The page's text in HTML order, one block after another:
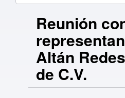
Reunión
Altán
de C.V.